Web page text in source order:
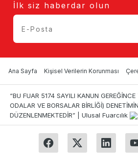
İlk siz haberdar olun
Ana Sayfa Kişisel Verilerin Korunması
“BU FUAR 5174 SAYILI KANUN
ODALAR VE BORSALAR BİRLİĞİ)
DÜZENLENMEKTEDİR” | Ulusal Fuarcılık